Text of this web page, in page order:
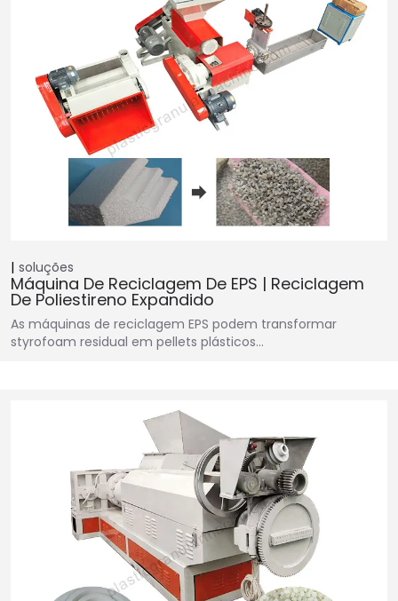
soluções
Máquina De Reciclagem De EPS | Reciclagem
De Poliestireno Expandido
As máquinas de reciclagem EPS podem transformar
styrofoam residual em pellets plásticos…